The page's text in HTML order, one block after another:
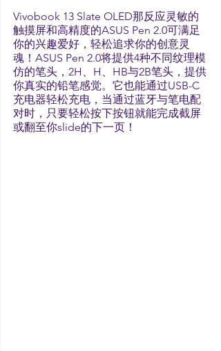
Vivobook 13 Slate OLED那反应灵敏的
触摸屏和高精度的ASUS Pen 2.0可满足
你的兴趣爱好，轻松追求你的创意灵
魂！ASUS Pen 2.0将提供4种不同纹理模
仿的笔头，2H、H、HB与2B笔头，提供
你真实的铅笔感觉。它也能通过USB-C
充电器轻松充电，当通过蓝牙与笔电配
对时，只要轻松按下按钮就能完成截屏
或翻至你slide的下一页！